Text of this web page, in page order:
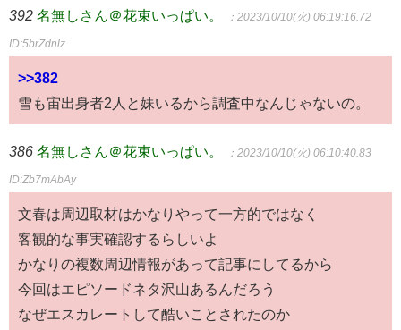
392 名無しさん＠花束いっぱい。 ：2023/10/10(火) 06:19:16.72
ID:5brZdnlz
>>382
雪も宙出身者2人と妹いるから調査中なんじゃないの。
386 名無しさん＠花束いっぱい。 ：2023/10/10(火) 06:10:40.83
ID:Zb7mAbAy
文春は周辺取材はかなりやって一方的ではなく
客観的な事実確認するらしいよ
かなりの複数周辺情報があって記事にしてるから
今回はエピソードネタ沢山あるんだろう
なぜエスカレートして酷いことされたのか